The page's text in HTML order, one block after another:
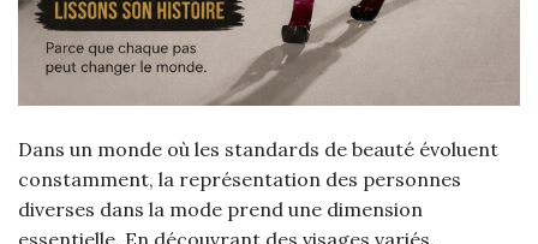
Dans un monde où les standards de beauté évoluent
constamment, la représentation des personnes
diverses dans la mode prend une dimension